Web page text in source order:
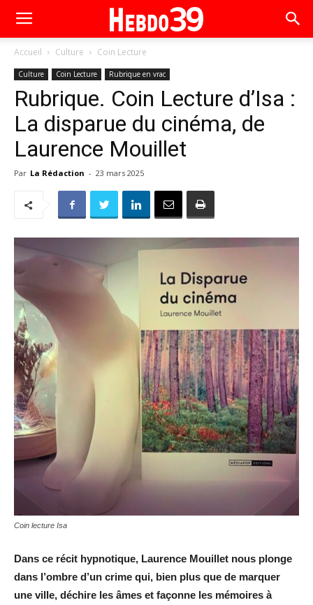
Accueil Culture Coin Lecture
Culture Coin Lecture Rubrique en vrac
Rubrique. Coin Lecture d’Isa :
La disparue du cinéma, de
Laurence Mouillet
Par La Rédaction - 23 mars 2025
Coin lecture Isa
Dans ce récit hypnotique, Laurence Mouillet nous plonge
dans l’ombre d’un crime qui, bien plus que de marquer
une ville, déchire les âmes et façonne les mémoires à